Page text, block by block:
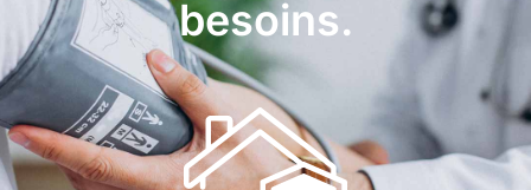
besoins.